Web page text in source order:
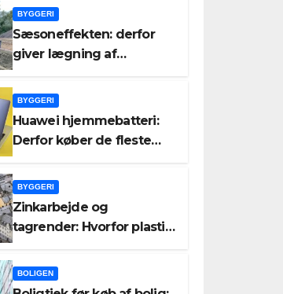
BYGGERI
Sæsoneffekten: derfor
giver lægning af
havefliser om foråret og
efteråret bedre resultater
end om sommeren
BYGGERI
Huawei hjemmebatteri:
Derfor køber de fleste
forkert kapacitet – og
hvad det koster dem
BYGGERI
Zinkarbejde og
tagrender: Hvorfor plastik
fejler hurtigere end zink
BOLIGEN